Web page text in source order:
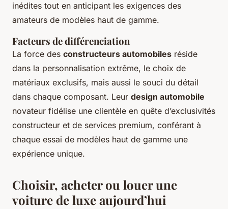
inédites tout en anticipant les exigences des
amateurs de modèles haut de gamme.
Facteurs de différenciation
La force des constructeurs automobiles réside
dans la personnalisation extrême, le choix de
matériaux exclusifs, mais aussi le souci du détail
dans chaque composant. Leur design automobile
novateur fidélise une clientèle en quête d’exclusivités
constructeur et de services premium, conférant à
chaque essai de modèles haut de gamme une
expérience unique.
Choisir, acheter ou louer une
voiture de luxe aujourd’hui